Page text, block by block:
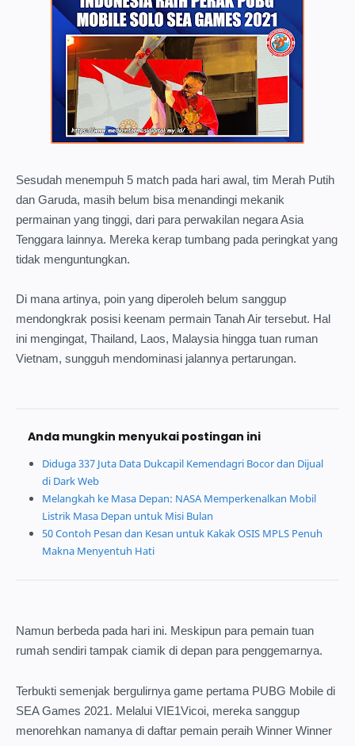
Sesudah menempuh 5 match pada hari awal, tim Merah Putih
dan Garuda, masih belum bisa menandingi mekanik
permainan yang tinggi, dari para perwakilan negara Asia
Tenggara lainnya. Mereka kerap tumbang pada peringkat yang
tidak menguntungkan.
Di mana artinya, poin yang diperoleh belum sanggup
mendongkrak posisi keenam permain Tanah Air tersebut. Hal
ini mengingat, Thailand, Laos, Malaysia hingga tuan ruman
Vietnam, sungguh mendominasi jalannya pertarungan.
Anda mungkin menyukai postingan ini
Diduga 337 Juta Data Dukcapil Kemendagri Bocor dan Dijual
di Dark Web
Melangkah ke Masa Depan: NASA Memperkenalkan Mobil
Listrik Masa Depan untuk Misi Bulan
50 Contoh Pesan dan Kesan untuk Kakak OSIS MPLS Penuh
Makna Menyentuh Hati
Namun berbeda pada hari ini. Meskipun para pemain tuan
rumah sendiri tampak ciamik di depan para penggemarnya.
Terbukti semenjak bergulirnya game pertama PUBG Mobile di
SEA Games 2021. Melalui VIE1Vicoi, mereka sanggup
menorehkan namanya di daftar pemain peraih Winner Winner